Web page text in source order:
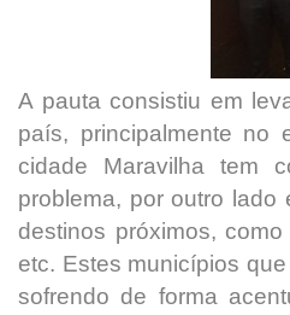
A pauta consistiu em
país, principalmente no
cidade Maravilha tem
problema, por outro lado
destinos próximos,
etc. Estes municípios
sofrendo de forma